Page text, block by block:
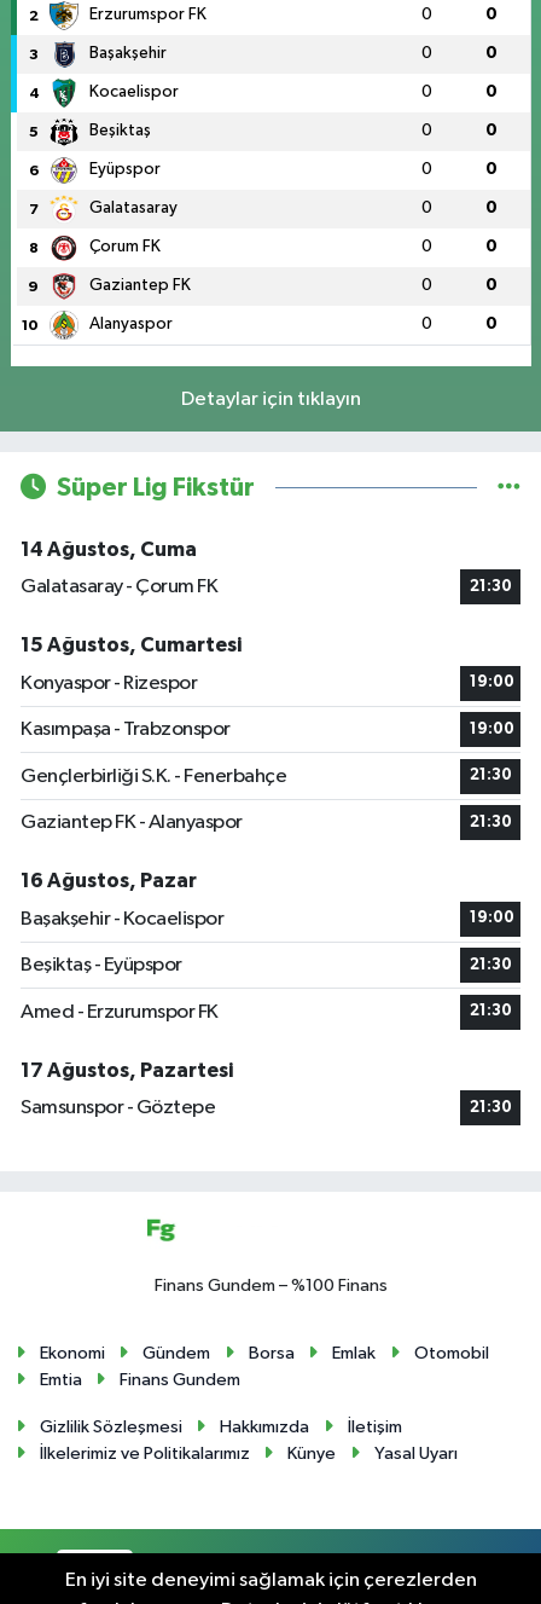
2 Erzurumspor FK 0 0
3 Başakşehir 0 0
4 Kocaelispor 0 0
5 Beşiktaş 0 0
6 Eyüpspor 0 0
7 Galatasaray 0 0
8 Çorum FK 0 0
9 Gaziantep FK 0 0
10 Alanyaspor 0 0
Detaylar için tıklayın
Süper Lig Fikstür
14 Ağustos, Cuma
Galatasaray - Çorum FK
21:30
15 Ağustos, Cumartesi
Konyaspor - Rizespor
19:00
Kasımpaşa - Trabzonspor 19:00
Gençlerbirliği S.K. - Fenerbahçe 21:30
Gaziantep FK - Alanyaspor 21:30
16 Ağustos, Pazar
Başakşehir - Kocaelispor
19:00
Beşiktaş - Eyüpspor 21:30
Amed - Erzurumspor FK 21:30
17 Ağustos, Pazartesi
Samsunspor - Göztepe
21:30
Finans Gundem – %100 Finans
Ekonomi Gündem Borsa Emlak
Otomobil
Emtia
Finans Gundem
Gizlilik Sözleşmesi Hakkımızda
İletişim
İlkelerimiz ve Politikalarımız
Künye Yasal Uyarı
En iyi site deneyimi sağlamak için çerezlerden